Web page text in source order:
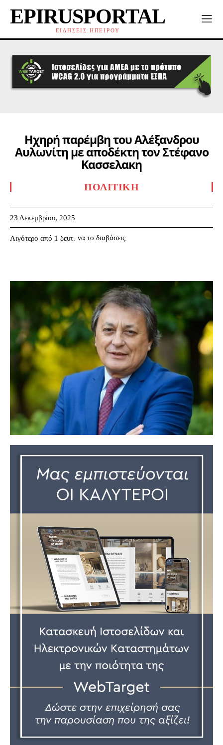
EPIRUSPORTAL
ΕΙΔΗΣΕΙΣ ΗΠΕΙΡΟΥ
Ηχηρή παρέμβη του Αλέξανδρου
Αυλωνίτη με αποδέκτη τον Στέφανο
Κασσελακη
ΠΟΛΙΤΙΚΉ
23 Δεκεμβρίου, 2025
Λιγότερο από 1 δευτ. να το διαβάσεις